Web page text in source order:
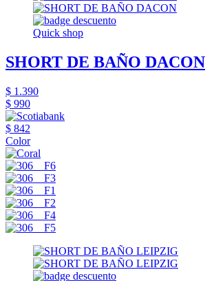
Quick shop
SHORT DE BAÑO DACON
$ 1.390
$ 990
$ 842
Color